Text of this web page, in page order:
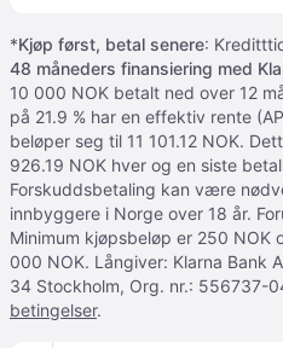
*Kjøp først, betal senere:
48 måneders finansiering med
10 000 NOK betalt ned over 12
på 21.9 % har en effektiv rente
beløper seg til 11 101.12 NOK.
926.19 NOK hver og en siste
Forskuddsbetaling kan være
innbyggere i Norge over 18 år.
Minimum kjøpsbeløp er 250 NOK
000 NOK. Långiver: Klarna Bank
34 Stockholm, Org. nr.: 556737-
betingelser.